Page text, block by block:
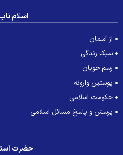
اسلام ناب
از آسمان
سبک زندگی
رسم خوبان
پوستین وارونه
حکومت اسلامی
پرسش و پاسخ مسائل اسلامی
حضرت استاد